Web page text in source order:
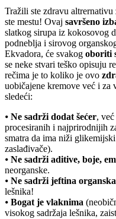
Tražili ste zdravu
ste mestu! Ovaj savršeno
slatkog sirupa iz kokosovog
podneblja i sirovog
Ekvadora, će svakog oboriti
se neke stvari teško opisuju
rečima je to koliko je ovo
uobičajene kremove već i za
sledeći:
⦁ Ne sadrži dodat šećer,
procesiranih i najprirodnijih
smatra da ima niži
zaslađivače).
⦁ Ne sadrži aditive, boje,
neorganske.
⦁ Ne sadrži jeftina
lešnika!
⦁ Bogat je vlaknima
visokog sadržaja lešnika,